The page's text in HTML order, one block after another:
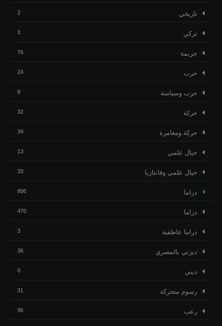
تاريخي 2
تركي 3
جريمة 76
حرب 24
حرب وسياسة 8
حركة 32
حركة ومغامرة 34
خيال علمي 13
خيال علمي وفانتازيا 33
دراما 806
دراما 470
دراما عاطفية 3
ديزني بالمصري 36
ديني 0
رسوم متحركة 31
رعب 96